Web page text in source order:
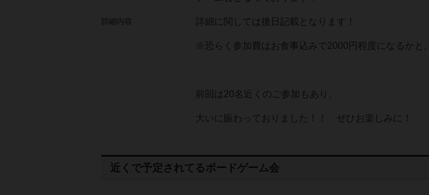
詳細に関しては後日記載となります！
※恐らく参加費はお食事込みで2000円程度になるかと。
前回は20名近くのご参加もあり、
大いに賑わっておりました！！ ぜひお楽しみに！
近くで予定されてるボードゲーム会